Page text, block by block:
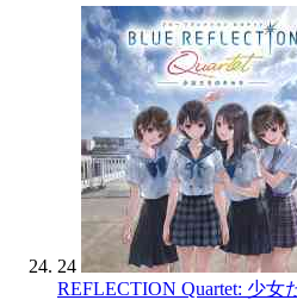
24
REFLECTION Quartet: 少女